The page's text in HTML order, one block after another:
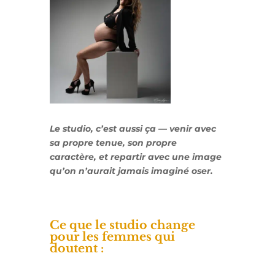
Le studio, c’est aussi ça — venir avec
sa propre tenue, son propre
caractère, et repartir avec une image
qu’on n’aurait jamais imaginé oser.
Ce que le studio change
pour les femmes qui
doutent :